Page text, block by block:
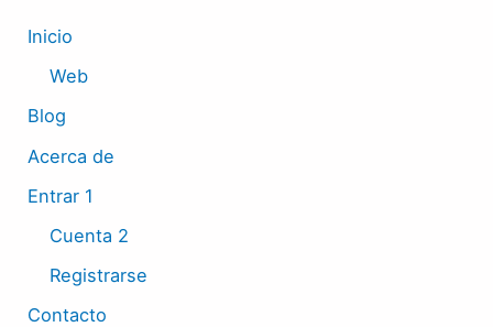
Inicio
Web
Blog
Acerca de
Entrar 1
Cuenta 2
Registrarse
Contacto